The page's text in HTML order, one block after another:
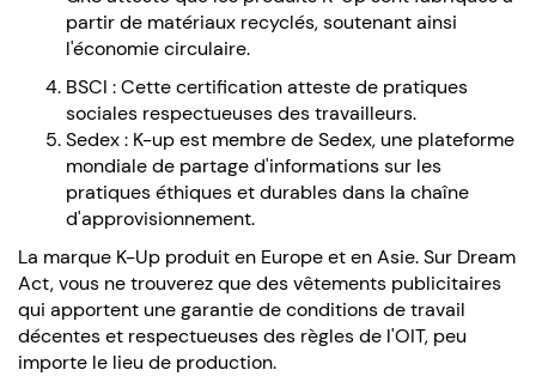
partir de matériaux recyclés, soutenant ainsi
l'économie circulaire.
BSCI : Cette certification atteste de pratiques
sociales respectueuses des travailleurs.
Sedex : K-up est membre de Sedex, une plateforme
mondiale de partage d'informations sur les
pratiques éthiques et durables dans la chaîne
d'approvisionnement.
La marque K-Up produit en Europe et en Asie. Sur Dream
Act, vous ne trouverez que des vêtements publicitaires
qui apportent une garantie de conditions de travail
décentes et respectueuses des règles de l'OIT, peu
importe le lieu de production.